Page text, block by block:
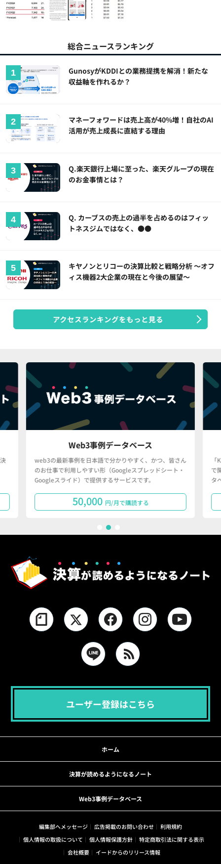
総合ニュースランキング
GunosyがKDDIとの業務提携を解消！新たな
収益軸を作れるか？
マネーフォワードは売上高が40%増！自社のAI
活用が売上成長に直結する理由
Q.楽天銀行上場に至った、楽天グループの現在
のお金事情とは？
Q. カーブスの売上の過半を占めるのはフィッ
トネスジムではなく、●●
キヤノンとリコーの決算比較と戦略分析 ～オフ
ィス機器2大企業の現在と今後の展望～
アクセスランキングをもっと見る
Web3事例データベース
web3の最新事例を日本語で分かりやすく、かつ、皆さん
のお仕事で利用しやすい形（Googleスプレッドシート・
Googleスライド）で提供するサービスです。
50,000 円/月で購読する
で
タ
ユーザー登録はこちら
ホーム
決算が読めるようになるノート
Web3事例データベース
編集部へメッセージ 広告掲載のお問い合わせ
利用規約
個人情報の取扱について
個人情報保護方針
特定商取引法に関する表示
会社概要
イードからのリリース情報